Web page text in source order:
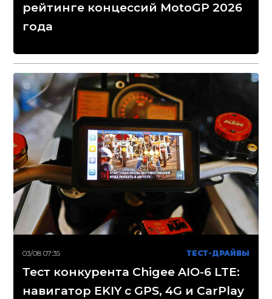
рейтинге концессий MotoGP 2026
года
03/08 07:35 ТЕСТ-ДРАЙВЫ
Тест конкурента Chigee AIO-6 LTE:
навигатор EKIY с GPS, 4G и CarPlay